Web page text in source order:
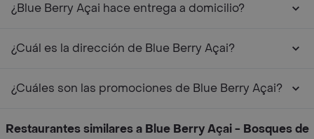
¿Blue Berry Açai hace entrega a domicilio?
¿Cuál es la dirección de Blue Berry Açai?
¿Cuáles son las promociones de Blue Berry Açai?
Restaurantes similares a Blue Berry Açai - Bosques de